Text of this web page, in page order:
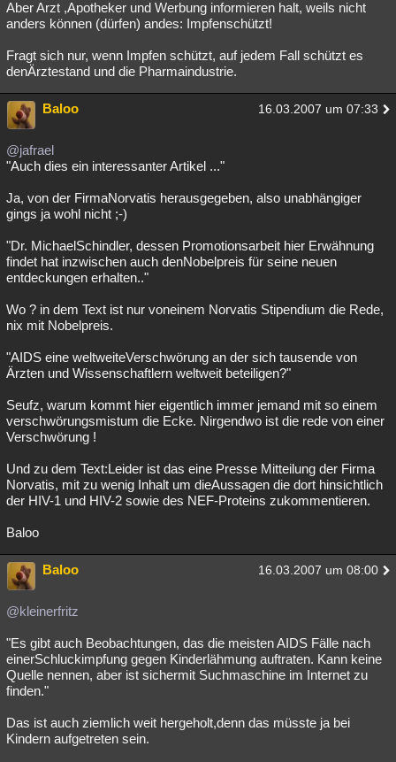
Aber Arzt ,Apotheker und Werbung informieren halt, weils nicht
anders können (dürfen) andes: Impfenschützt!
Fragt sich nur, wenn Impfen schützt, auf jedem Fall schützt es
denÄrztestand und die Pharmaindustrie.
Baloo 16.03.2007 um 07:33
@jafrael
"Auch dies ein interessanter Artikel ..."
Ja, von der FirmaNorvatis herausgegeben, also unabhängiger
gings ja wohl nicht ;-)
"Dr. MichaelSchindler, dessen Promotionsarbeit hier Erwähnung
findet hat inzwischen auch denNobelpreis für seine neuen
entdeckungen erhalten.."
Wo ? in dem Text ist nur voneinem Norvatis Stipendium die Rede,
nix mit Nobelpreis.
"AIDS eine weltweiteVerschwörung an der sich tausende von
Ärzten und Wissenschaftlern weltweit beteiligen?"
Seufz, warum kommt hier eigentlich immer jemand mit so einem
verschwörungsmistum die Ecke. Nirgendwo ist die rede von einer
Verschwörung !
Und zu dem Text:Leider ist das eine Presse Mitteilung der Firma
Norvatis, mit zu wenig Inhalt um dieAussagen die dort hinsichtlich
der HIV-1 und HIV-2 sowie des NEF-Proteins zukommentieren.
Baloo
Baloo 16.03.2007 um 08:00
@kleinerfritz
"Es gibt auch Beobachtungen, das die meisten AIDS Fälle nach
einerSchluckimpfung gegen Kinderlähmung auftraten. Kann keine
Quelle nennen, aber ist sichermit Suchmaschine im Internet zu
finden."
Das ist auch ziemlich weit hergeholt,denn das müsste ja bei
Kindern aufgetreten sein.